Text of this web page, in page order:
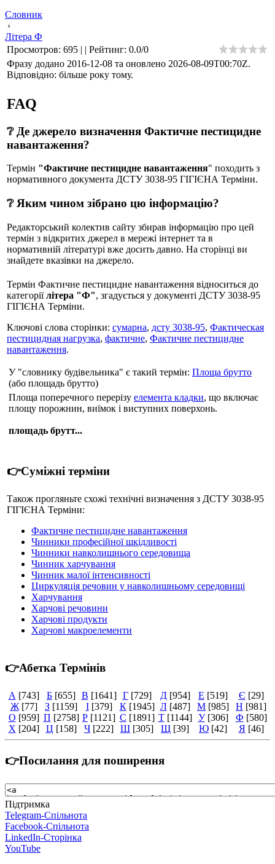
Словник
›
Літера Ф
Просмотров: 695 | | Рейтинг: 0.0/0
Фразу додано 2016-12-08 та оновлено 2026-08-09T00:70Z.
Відповідно: більше року тому.
FAQ
❔ Де джерело визначення Фактичне пестицидне
навантаження?
Термін "Фактичне пестицидне навантаження" походить з
нормативного документа ДСТУ 3038-95 ГIГIЄНА Терміни.
❔ Яким чином зібрано цю інформацію?
Редакторський колектив сайту збирав інформацію про цей
термін з відкритих джерел в мережі інтернет та в
нормативній літературі вже досить давно. На сторінці ви
знайдете вказівки на джерело.
Термін Фактичне пестицидне навантаження відноситься до
категоріїлітера "Ф", згадується у документі ДСТУ 3038-95
ГIГIЄНА Терміни.
Ключові слова сторінки: сумарна, дсту 3038-95, Фактическая
пестицидная нагрузка, фактичне, Фактичне пестицидне
навантаження.
У "словнику будівельника" є такий термін: Площа брутто
(або площадь брутто)
Площа поперечного перерізу елемента кладки, що включає
площу порожнин, виїмок і виступних поверхонь.
площадь брутт...
👉Суміжні терміни
Також прогляньте схожі технічні визначення з ДСТУ 3038-95
ГIГIЄНА Терміни:
Фактичне пестицидне навантаження
Чинники професійної шкідливості
Чинники навколишнього середовища
Чинник харчування
Чинник малої інтенсивності
Циркуляція речовин у навколишньому середовищі
Харчування
Харчові речовини
Харчові продукти
Харчові макроелементи
👉Абетка Термінів
А [743] Б [655] В [1641] Г [729] Д [954] Е [519] Є [29]
Ж [77] З [1159] І [379] К [1945] Л [487] М [985] Н [981]
О [959] П [2758] Р [1121] С [1891] Т [1144] У [306] Ф [580]
Х [204] Ц [158] Ч [222] Ш [305] Щ [39] Ю [42] Я [46]
👉Посилання для поширення
Підтримка
Telegram-Спільнота
Facebook-Спільнота
LinkedIn-Сторінка
YouTube